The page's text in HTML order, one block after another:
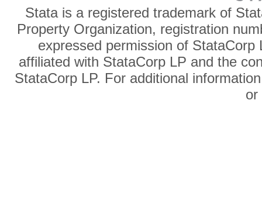
Stata is a registered trademark of
Property Organization, registration
expressed permission of
affiliated with StataCorp LP and the
StataCorp LP. For additional
or